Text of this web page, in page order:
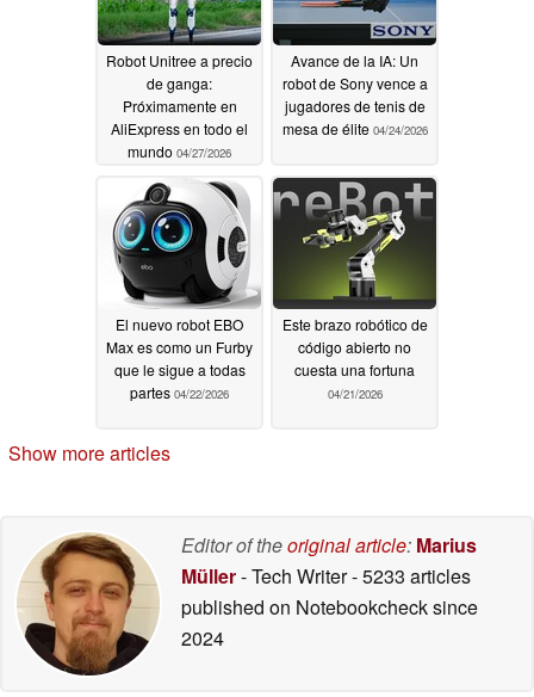
Robot Unitree a precio
de ganga:
Próximamente en
AliExpress en todo el
mundo 04/27/2026
Avance de la IA: Un
robot de Sony vence a
jugadores de tenis de
mesa de élite 04/24/2026
El nuevo robot EBO
Max es como un Furby
que le sigue a todas
partes 04/22/2026
Este brazo robótico de
código abierto no
cuesta una fortuna
04/21/2026
Show more articles
Editor of theoriginal article: Marius
Müller- Tech Writer- 5233 articles
published on Notebookchecksince
2024